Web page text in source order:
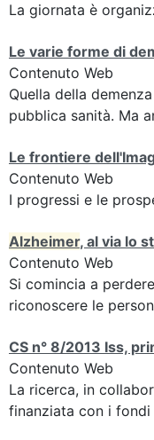
La giornata è
Le varie forme di
Contenuto Web
Quella della
pubblica sanità. Ma
Le frontiere
Contenuto Web
I progressi e le
Alzheimer, al via lo
Contenuto Web
Si comincia a
riconoscere le
CS n° 8/2013 Iss,
Contenuto Web
La ricerca, in
finanziata con i fondi